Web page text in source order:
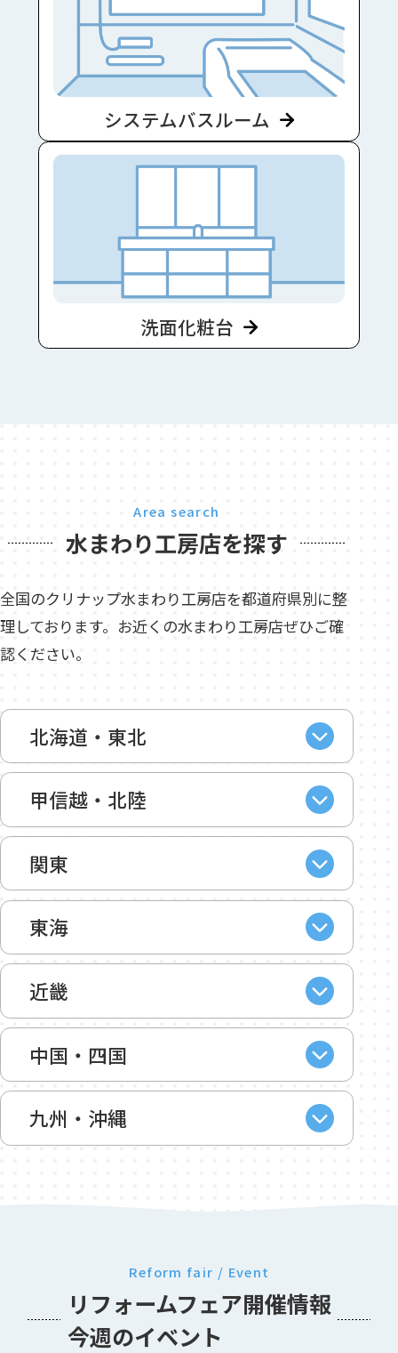
システムバスルーム
洗面化粧台
Area search
水まわり工房店を探す
全国のクリナップ水まわり工房店を都道府県別に整
理しております。お近くの水まわり工房店ぜひご確
認ください。
北海道・東北
甲信越・北陸
関東
東海
近畿
中国・四国
九州・沖縄
Reform fair / Event
リフォームフェア開催情報
今週のイベント